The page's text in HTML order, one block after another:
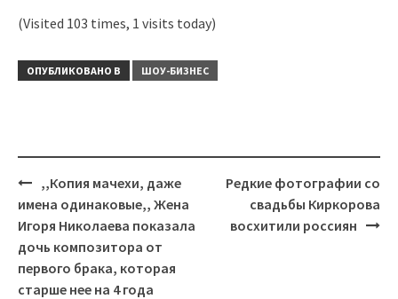
(Visited 103 times, 1 visits today)
ОПУБЛИКОВАНО В ШОУ-БИЗНЕС
Навигация
,,Копия мачехи, даже
имена одинаковые,, Жена
Игоря Николаева показала
дочь композитора от
первого брака, которая
старше нее на 4 года
Редкие фотографии со
свадьбы Киркорова
восхитили россиян